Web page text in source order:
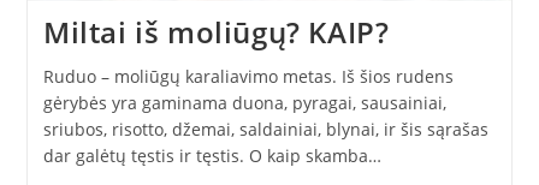
Miltai iš moliūgų? KAIP?
Ruduo – moliūgų karaliavimo metas. Iš šios rudens
gėrybės yra gaminama duona, pyragai, sausainiai,
sriubos, risotto, džemai, saldainiai, blynai, ir šis sąrašas
dar galėtų tęstis ir tęstis. O kaip skamba…